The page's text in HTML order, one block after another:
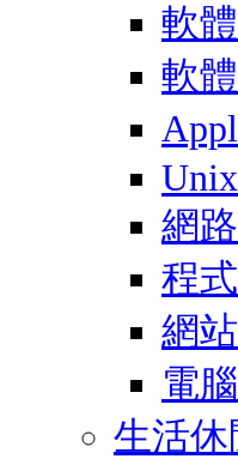
軟
軟
網
程
網
電
生活休